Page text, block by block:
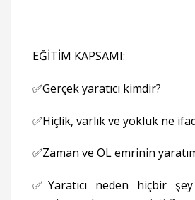
EĞİTİM KAPSAMI:
✅Gerçek yaratıcı kimdir?
✅Hiçlik, varlık ve yokluk ne
✅Zaman ve OL emrinin
✅Yaratıcı neden hiçbir